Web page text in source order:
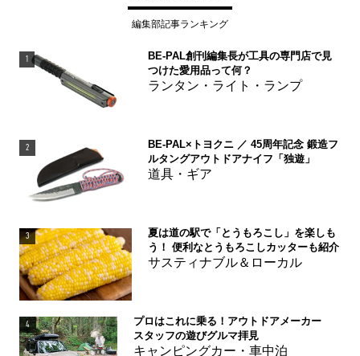
編集部記事ランキング
1
BE-PAL創刊編集長が工具の専門店で見
つけた愛用品って何？
ランタン・ライト・ランプ
2
BE-PAL×トヨクニ ／ 45周年記念 鍛造フ
ルタングアウトドアナイフ「独遊」
道具・ギア
3
夏は道の駅で「とうもろこし」を楽しも
う！ 便利なとうもろこしカッターも紹介
サスティナブル＆ローカル
4
プロはこれに乗る！アウトドアメーカー
スタッフの遊びグルマ拝見
キャンピングカー・車中泊